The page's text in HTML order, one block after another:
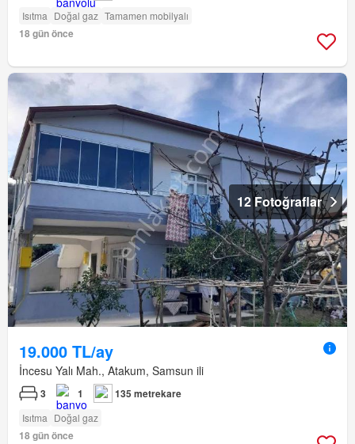
Isıtma Doğal gaz Tamamen mobilyalı
18 gün önce
12 Fotoğraflar
19.000 TL/ay
İncesu Yalı Mah., Atakum, Samsun ili
3 1 135 metrekare
Isıtma Doğal gaz
18 gün önce